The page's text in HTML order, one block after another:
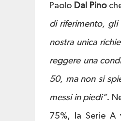
Paolo Dal Pino
di riferimento, gli
nostra unica
reggere una
50, ma non si
messi in piedi”.
75%, la Serie A